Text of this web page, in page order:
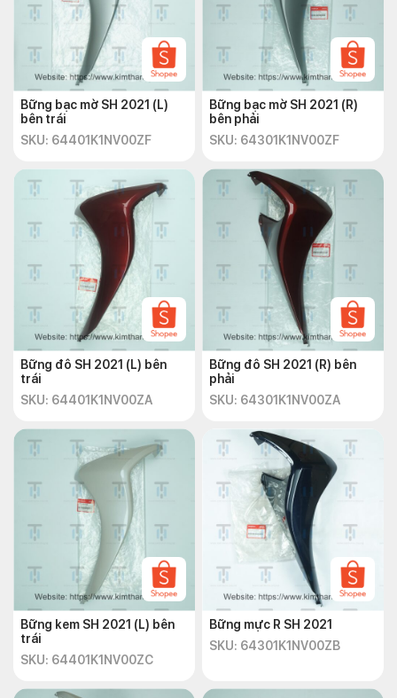
Bững bạc mờ SH 2021 (L)
bên trái
SKU: 64401K1NV00ZF
Bững bạc mờ SH 2021 (R)
bên phải
SKU: 64301K1NV00ZF
Bững đô SH 2021 (L) bên
trái
SKU: 64401K1NV00ZA
Bững đô SH 2021 (R) bên
phải
SKU: 64301K1NV00ZA
Bững kem SH 2021 (L) bên
trái
SKU: 64401K1NV00ZC
Bững mực R SH 2021
SKU: 64301K1NV00ZB